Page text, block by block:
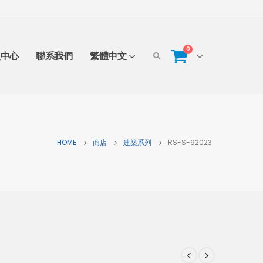
心 聯系我們 繁體中文
0
HOME 商店 建築系列 RS-S-92023